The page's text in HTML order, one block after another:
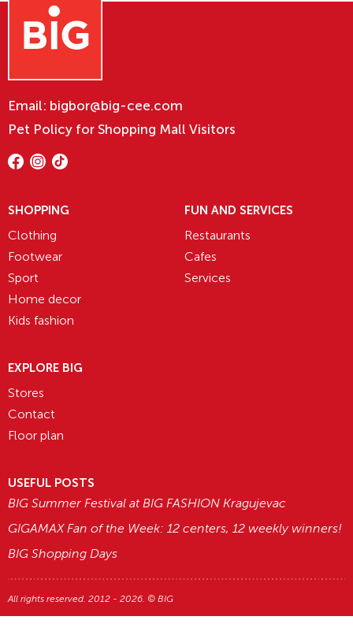
Email: bigbor@big-cee.com
Pet Policy for Shopping Mall Visitors
SHOPPING
Clothing
Footwear
Sport
Home decor
Kids fashion
FUN AND SERVICES
Restaurants
Cafes
Services
EXPLORE BIG
Stores
Contact
Floor plan
USEFUL POSTS
BIG Summer Festival at BIG FASHION Kragujevac
GIGAMAX Fan of the Week: 12 centers, 12 weekly winners!
BIG Shopping Days
All rights reserved. 2012 - 2026. © BIG